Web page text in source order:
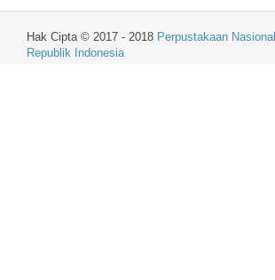
Hak Cipta © 2017 - 2018 Perpustakaan Nasional
Republik Indonesia